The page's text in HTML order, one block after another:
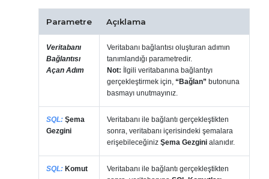
Parametre Açıklama
Veritabanı
Bağlantısı
Açan Adım
Veritabanı bağlantısı oluşturan adımın
tanımlandığı parametredir.
Not: İlgili veritabanına bağlantıyı
gerçekleştirmek için, “Bağlan” butonuna
basmayı unutmayınız.
SQL: Şema
Gezgini
Veritabanı ile bağlantı gerçekleştikten
sonra, veritabanı içerisindeki şemalara
erişebileceğiniz Şema Gezgini alanıdır.
SQL: Komut
Veritabanı ile bağlantı gerçekleştikten